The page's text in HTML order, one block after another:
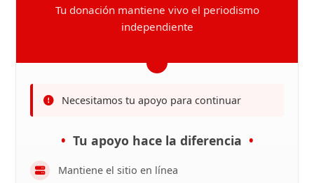
Tu donación mantiene vivo el periodismo
independiente
Necesitamos tu apoyo para continuar
Tu apoyo hace la diferencia
Mantiene el sitio en línea